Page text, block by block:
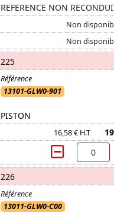
REFERENCE NON
Non
Non
225
13101-GLW0-901
PISTON
16,58 € H.T
226
13011-GLW0-C00